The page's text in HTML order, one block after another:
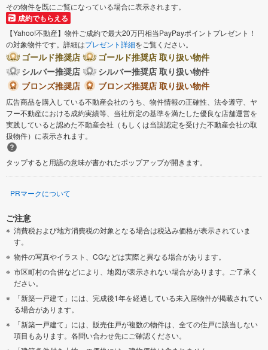
その物件を既にご覧になっている場合に表示されます。
成約でもらえる
【Yahoo!不動産】物件ご成約で最大20万円相当PayPayポイントプレゼント！
の対象物件です。詳細はプレゼント詳細をご覧ください。
ゴールド推奨店
ゴールド推奨店 取り扱い物件
シルバー推奨店
シルバー推奨店 取り扱い物件
ブロンズ推奨店
ブロンズ推奨店 取り扱い物件
広告商品を購入している不動産会社のうち、物件情報の正確性、法令遵守、ヤ
フー不動産における成約実績等、当社所定の基準を満たした優良な店舗運営を
実践していると認めた不動産会社（もしくは当該認定を受けた不動産会社の取
扱物件）に表示されます。
タップすると用語の意味が書かれたポップアップが開きます。
PRマークについて
ご注意
消費税および地方消費税の対象となる場合は税込み価格が表示されていま
す。
物件の写真やイラスト、CGなどは実際と異なる場合があります。
市区町村の合併などにより、地図が表示されない場合があります。ご了承く
ださい。
「新築一戸建て」には、完成後1年を経過している未入居物件が掲載されてい
る場合があります。
「新築一戸建て」には、販売住戸が複数の物件は、全ての住戸に該当しない
項目もあります。各問い合わせ先にご確認ください。